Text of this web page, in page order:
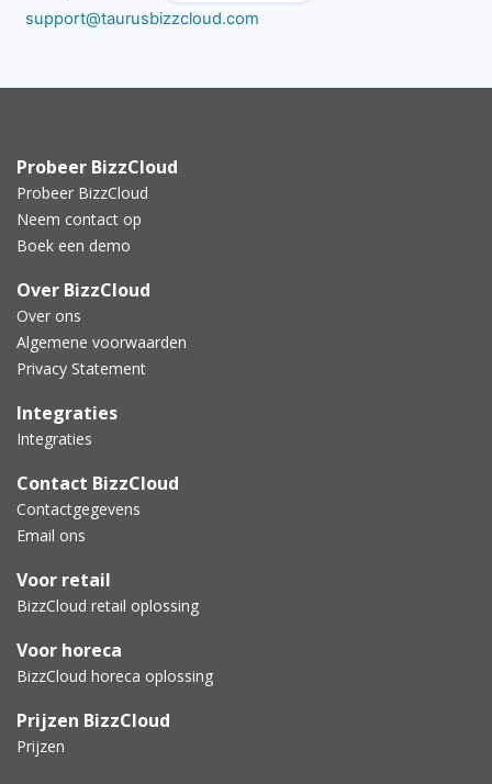
support@taurusbizzcloud.com
Probeer BizzCloud
Probeer BizzCloud
Neem contact op
Boek een demo
Over BizzCloud
Over ons
Algemene voorwaarden
Privacy Statement
Integraties
Integraties
Contact BizzCloud
Contactgegevens
Email ons
Voor retail
BizzCloud retail oplossing
Voor horeca
BizzCloud horeca oplossing
Prijzen BizzCloud
Prijzen